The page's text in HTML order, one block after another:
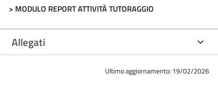
> MODULO REPORT ATTIVITÀ TUTORAGGIO
Allegati
Ultimo aggiornamento: 19/02/2026